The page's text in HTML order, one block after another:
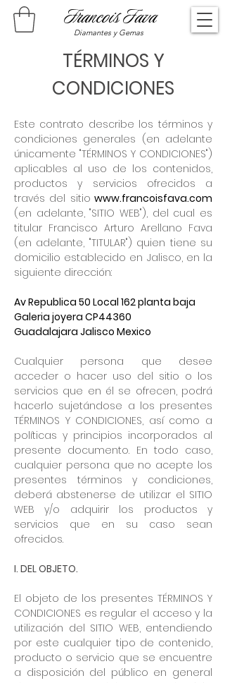
Diamantes y Gemas
Francois Fava
TÉRMINOS Y
CONDICIONES
Este contrato describe los términos y
condiciones generales (en adelante
únicamente "TÉRMINOS Y CONDICIONES")
aplicables al uso de los contenidos,
productos y servicios ofrecidos a
través del sitio www.francoisfava.com
(en adelante, "SITIO WEB"), del cual es
titular Francisco Arturo Arellano Fava
(en adelante, "TITULAR") quien tiene su
domicilio establecido en Jalisco, en la
siguiente dirección:
Av Republica 50 Local 162 planta baja
Galeria joyera CP44360
Guadalajara Jalisco Mexico
Cualquier persona que desee
acceder o hacer uso del sitio o los
servicios que en él se ofrecen, podrá
hacerlo sujetándose a los presentes
TÉRMINOS Y CONDICIONES, así como a
políticas y principios incorporados al
presente documento. En todo caso,
cualquier persona que no acepte los
presentes términos y condiciones,
deberá abstenerse de utilizar el SITIO
WEB y/o adquirir los productos y
servicios que en su caso sean
ofrecidos.
I. DEL OBJETO.
El objeto de los presentes TÉRMINOS Y
CONDICIONES es regular el acceso y la
utilización del SITIO WEB, entendiendo
por este cualquier tipo de contenido,
producto o servicio que se encuentre
a disposición del público en general